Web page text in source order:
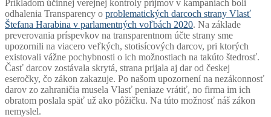
Príkladom účinnej verejnej kontroly príjmov v kampaniach boli
odhalenia Transparency o problematických darcoch strany Vlasť
Štefana Harabina v parlamentných voľbách 2020. Na základe
preverovania príspevkov na transparentnom účte strany sme
upozornili na viacero veľkých, stotisícových darcov, pri ktorých
existovali vážne pochybnosti o ich možnostiach na takúto štedrosť.
Časť darcov zostávala skrytá, strana prijala aj dar od českej
eseročky, čo zákon zakazuje. Po našom upozornení na nezákonnosť
darov zo zahraničia musela Vlasť peniaze vrátiť, no firma im ich
obratom poslala späť už ako pôžičku. Na túto možnosť náš zákon
nemyslel.